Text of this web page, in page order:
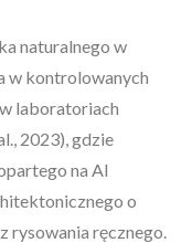
naturalnego w
w kontrolowanych
laboratoriach
2023), gdzie
na AI
o
rysowania ręcznego.